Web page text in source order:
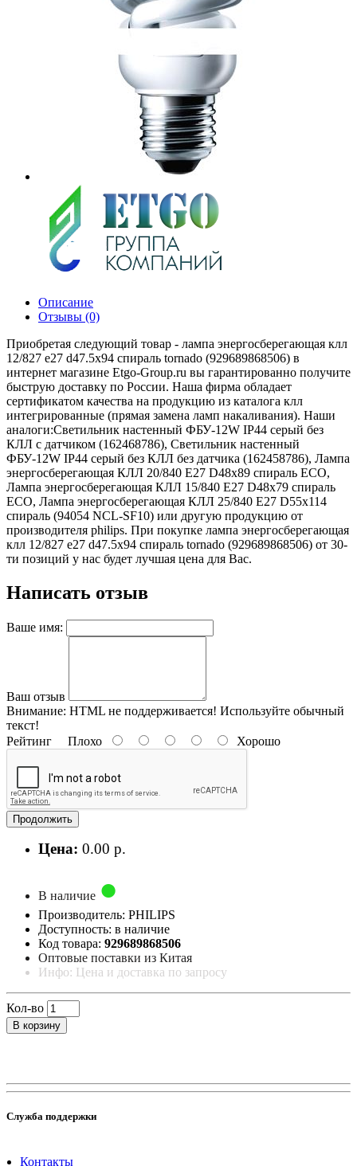
Описание
Отзывы (0)
Приобретая следующий товар - лампа энергосберегающая клл
12/827 e27 d47.5x94 спираль tornado (929689868506) в
интернет магазине Etgo-Group.ru вы гарантированно получите
быструю доставку по России. Наша фирма обладает
сертификатом качества на продукцию из каталога клл
интегрированные (прямая замена ламп накаливания). Наши
аналоги:Светильник настенный ФБУ-12W IP44 серый без
КЛЛ с датчиком (162468786), Светильник настенный
ФБУ-12W IP44 серый без КЛЛ без датчика (162458786), Лампа
энергосберегающая КЛЛ 20/840 Е27 D48х89 спираль ECO,
Лампа энергосберегающая КЛЛ 15/840 Е27 D48х79 спираль
ECO, Лампа энергосберегающая КЛЛ 25/840 Е27 D55x114
спираль (94054 NCL-SF10) или другую продукцию от
производителя philips. При покупке лампа энергосберегающая
клл 12/827 e27 d47.5x94 спираль tornado (929689868506) от 30-
ти позиций у нас будет лучшая цена для Вас.
Написать отзыв
Ваше имя:
Ваш отзыв
Внимание: HTML не поддерживается! Используйте обычный
текст!
Рейтинг Плохо Хорошо
Продолжить
Цена: 0.00 р.
В наличие
Производитель: PHILIPS
Доступность: в наличие
Код товара: 929689868506
Оптовые поставки из Китая
Инфо: Цена и доставка по запросу
Кол-во
В корзину
Служба поддержки
Контакты